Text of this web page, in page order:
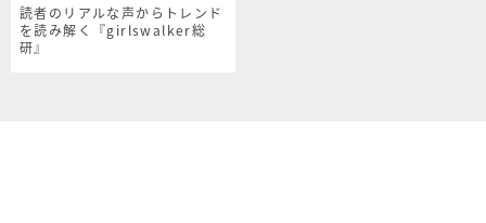
読者のリアルな声からトレンド
を読み解く『girlswalker総
研』